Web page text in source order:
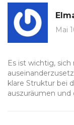
Mai
Es ist wichtig,
klare Struktur bei
auszuräumen